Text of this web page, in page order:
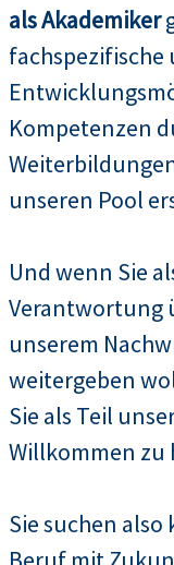
als Akademiker
Kompetenzen
unseren Pool
Und wenn Sie
Verantwortung
unserem
weitergeben
Sie als Teil
Willkommen zu
Sie suchen